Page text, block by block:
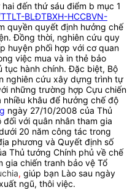
đến thứ sáu điểm b mục 1
BLĐTBXH-HCCBVN-
quyền quyết định hưởng chế
Đồng thời, nghiên cứu quy
huyện phối hợp với cơ quan
việc mua và in thẻ bảo
tục hành chính. Đặc biệt, Bộ
nghiên cứu xây dựng trình tự
những trường hợp Cựu chiến
khâu để hưởng chế độ
ngày 27/10/2008 của Thủ
với quân nhân tham gia
20 năm công tác trong
phương và Quyết định số
Thủ tướng Chính phủ về chế
gia chiến tranh bảo vệ Tổ
, giúp bạn Lào sau ngày
ngũ, thôi việc.